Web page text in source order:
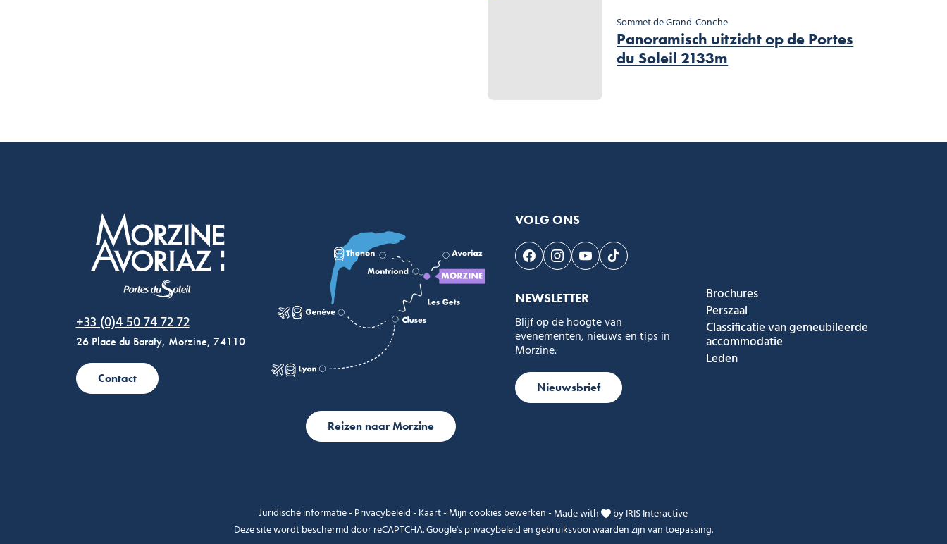
Sommet de Grand-Conche
Panoramisch uitzicht op de Portes
du Soleil 2133m
+33 (0)4 50 74 72 72
26 Place du Baraty, Morzine, 74110
Contact
Reizen naar Morzine
VOLG ONS
Volg ons op Facebook
Volg ons op Instagram
Volg ons op Youtube
Volg ons op Tiktok
NEWSLETTER
Blijf op de hoogte van
evenementen, nieuws en tips in
Morzine.
Nieuwsbrief
Brochures
Perszaal
Classificatie van gemeubileerde
accommodatie
Leden
Juridische informatie- Privacybeleid- Kaart- Mijn cookies bewerken- Made with byIRIS Interactive
Deze site wordt beschermd door reCAPTCHA. Google'sprivacybeleidengebruiksvoorwaardenzijn van toepassing.